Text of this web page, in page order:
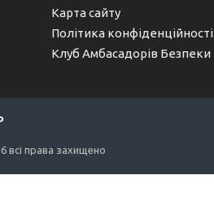
Карта сайту
Політика конфіденційності
Клуб Амбасадорів Безпеки
всі права захищено